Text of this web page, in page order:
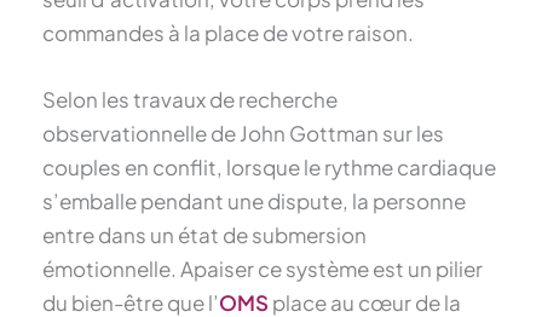
commandes à la place de votre raison.
Selon les travaux de recherche
observationnelle de John Gottman sur les
couples en conflit, lorsque le rythme cardiaque
s’emballe pendant une dispute, la personne
entre dans un état de submersion
émotionnelle. Apaiser ce système est un pilier
du bien-être que l’OMS place au cœur de la